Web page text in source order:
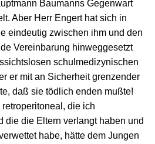
Baumanns Gegenwart
Aber Herr Engert hat sich in
eindeutig zwischen ihm und den
Vereinbarung hinweggesetzt
schulmedizynischen
er mit an Sicherheit grenzender
daß sie tödlich enden mußte!
die ich
die die Eltern verlangt haben und
habe, hätte dem Jungen